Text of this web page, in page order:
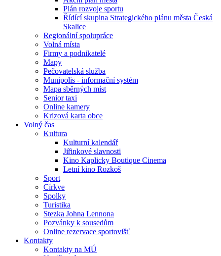
Plán rozvoje sportu
Řídící skupina Strategického plánu města Česká
Skalice
Regionální spolupráce
Volná místa
Firmy a podnikatelé
Mapy
Pečovatelská služba
Munipolis - informační systém
Mapa sběrných míst
Senior taxi
Online kamery
Krizová karta obce
Volný čas
Kultura
Kulturní kalendář
Jiřinkové slavnosti
Kino Kaplicky Boutique Cinema
Letní kino Rozkoš
Sport
Církve
Spolky
Turistika
Stezka Johna Lennona
Pozvánky k sousedům
Online rezervace sportovišť
Kontakty
Kontakty na MÚ